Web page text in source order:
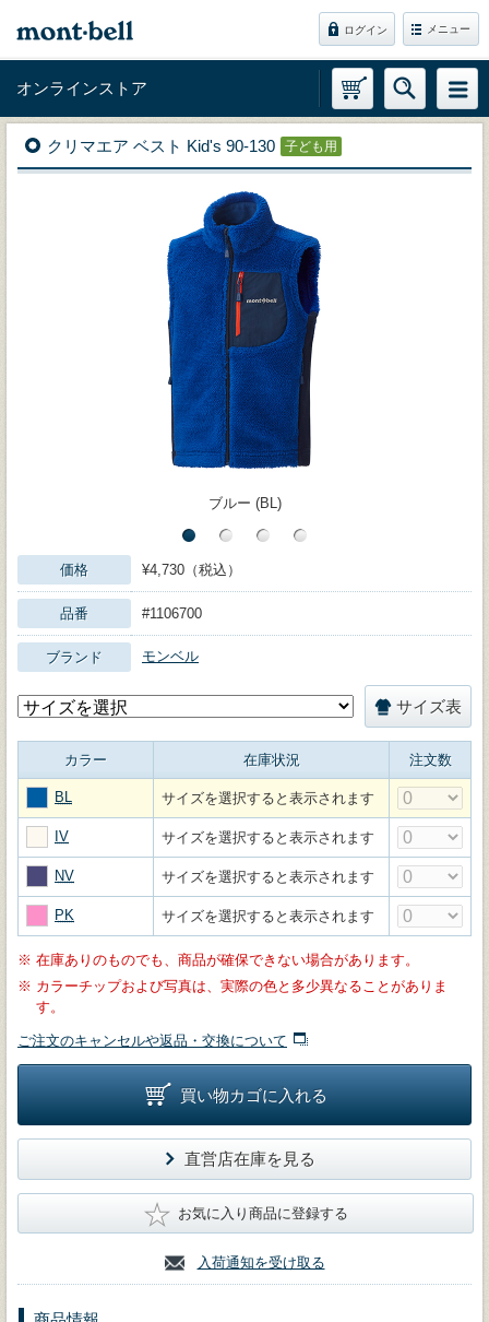
ログイン メニュー
オンラインストア
クリマエア ベスト Kid's 90-130 子ども用
ブルー (BL)
価格 ¥4,730（税込）
品番 #1106700
ブランド モンベル
サイズ表
カラー 在庫状況 注文数
BL サイズを選択すると表示されます
IV サイズを選択すると表示されます
NV サイズを選択すると表示されます
PK サイズを選択すると表示されます
※ 在庫ありのものでも、商品が確保できない場合があります。
※ カラーチップおよび写真は、実際の色と多少異なることがありま
す。
ご注文のキャンセルや返品・交換について
買い物カゴに入れる
直営店在庫を見る
★ お気に入り商品に登録する
入荷通知を受け取る